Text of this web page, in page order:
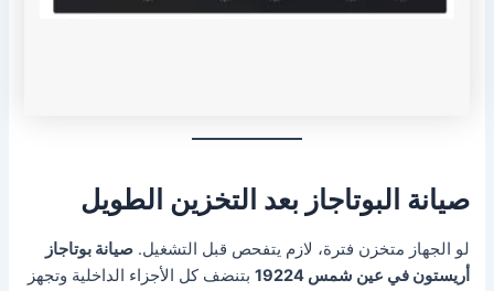
صيانة البوتاجاز بعد التخزين الطويل
لو الجهاز متخزن فترة، لازم يتفحص قبل التشغيل.صيانة بوتاجاز
أريستون في عين شمس 19224
بتنضف كل الأجزاء الداخلية وتجهز